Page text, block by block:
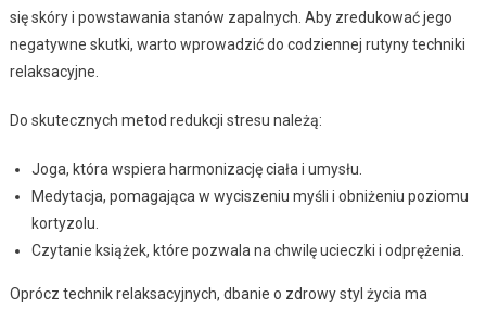
się skóry i powstawania stanów zapalnych. Aby zredukować jego
negatywne skutki, warto wprowadzić do codziennej rutyny techniki
relaksacyjne.
Do skutecznych metod redukcji stresu należą:
Joga, która wspiera harmonizację ciała i umysłu.
Medytacja, pomagająca w wyciszeniu myśli i obniżeniu poziomu
kortyzolu.
Czytanie książek, które pozwala na chwilę ucieczki i odprężenia.
Oprócz technik relaksacyjnych, dbanie o zdrowy styl życia ma